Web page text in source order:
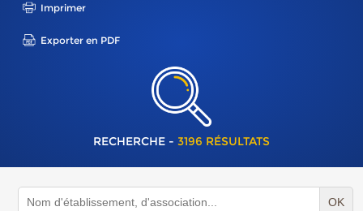
Imprimer
Exporter en PDF
RECHERCHE - 3196 RÉSULTATS
OK